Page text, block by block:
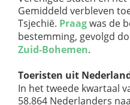
Gemiddeld verbleven
Tsjechië. Praagwas de
bestemming, gevolgd
Zuid-Bohemen.
Toeristen uit
In het tweede kwartaal
58.864 Nederlanders